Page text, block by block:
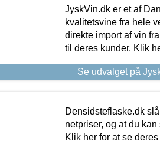
JyskVin.dk er et af
kvalitetsvine fra hele
direkte import af vin
til deres kunder. Klik
Se udvalget på
Densidsteflaske.dk
netpriser, og at du
Klik her for at se